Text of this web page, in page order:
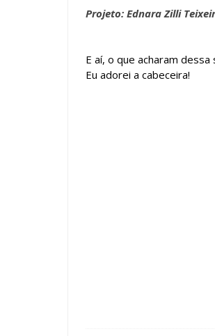
Projeto: Ednara Zilli
E aí, o que acharam
Eu adorei a cabeceira!